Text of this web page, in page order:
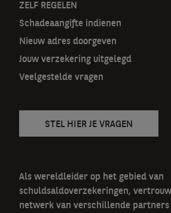
t
n
a
v
ZELF REGELEN
Schadeaangifte indienen
Nieuw adres doorgeven
Jouw verzekering uitgelegd
Veelgestelde vragen
STEL HIER JE VRAGEN
Als wereldleider op het gebied van
schuldsaldoverzekeringen,
netwerk van verschillende partners